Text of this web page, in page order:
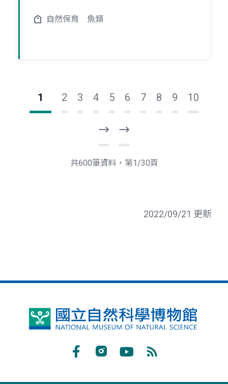
自然保育 魚類
1 2 3 4 5 6 7 8 9 10
一
頁
後
一
共600筆資料，第1/30頁
2022/09/21 更新
國